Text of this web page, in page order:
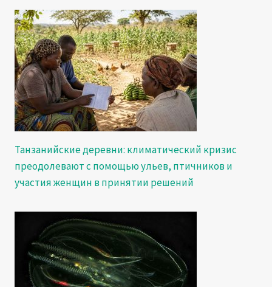
Танзанийские деревни: климатический кризис
преодолевают с помощью ульев, птичников и
участия женщин в принятии решений